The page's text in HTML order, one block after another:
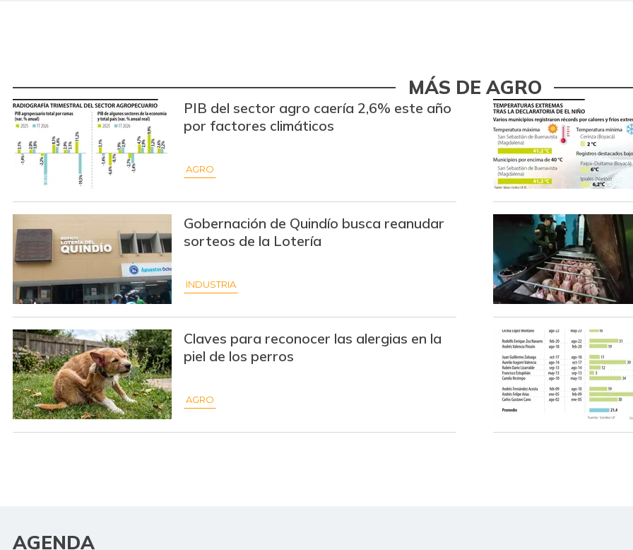
Arveja verde
Arveja verde seca
Atún en lata
Avena molida
Azúcar refinada
Badea
Bagre rayado entero
congelado
Bagre rayado entero fresco
MÁS DE AGRO
PIB del sector agro caería 2,6% este año
por factores climáticos
AGRO
Gobernación de Quindío busca reanudar
sorteos de la Lotería
INDUSTRIA
Claves para reconocer las alergias en la
piel de los perros
AGRO
AGENDA